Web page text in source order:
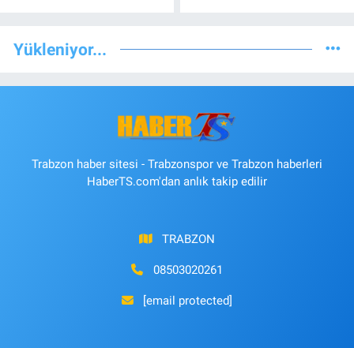
Yükleniyor...
Trabzon haber sitesi - Trabzonspor ve Trabzon haberleri
HaberTS.com'dan anlık takip edilir
TRABZON
08503020261
[email protected]